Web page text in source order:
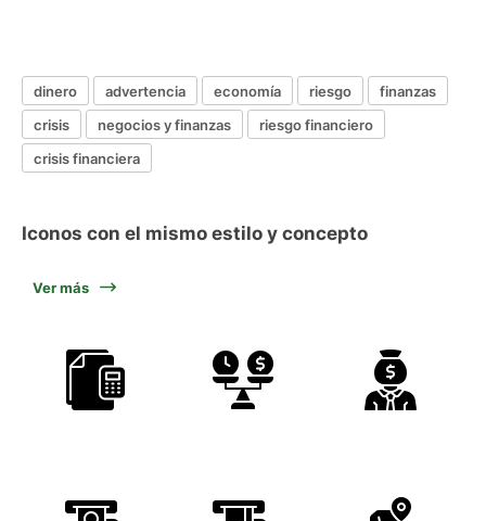
dinero advertencia economía riesgo
finanzas
crisis
negocios y finanzas
riesgo financiero
crisis financiera
Iconos con el mismo estilo y concepto
Ver más